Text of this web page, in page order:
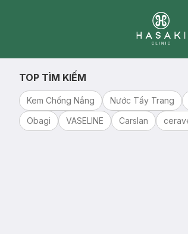
TOP TÌM KIẾM
Kem Chống Nắng Nước Tẩy Trang
Obagi
VASELINE Carslan